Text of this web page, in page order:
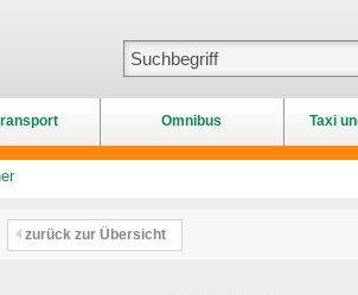
Omnibus Taxi
zurück zur Übersicht